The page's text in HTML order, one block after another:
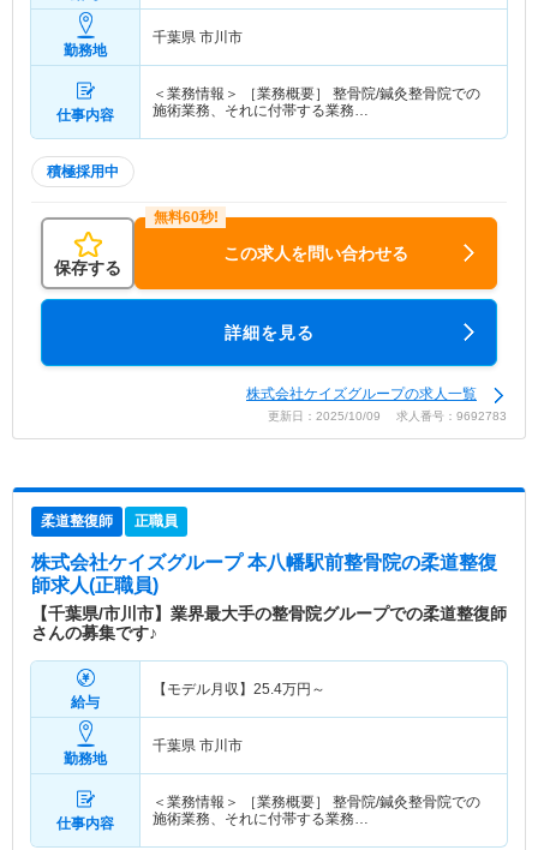
勤務地
千葉県 市川市
仕事内容
＜業務情報＞ ［業務概要］ 整骨院/鍼灸整骨院での
施術業務、それに付帯する業務…
積極採用中
保存する
この求人を問い合わせる
詳細を見る
株式会社ケイズグループの求人一覧
更新日：2025/10/09 求人番号：9692783
柔道整復師 正職員
株式会社ケイズグループ 本八幡駅前整骨院の柔道整復
師求人(正職員)
【千葉県/市川市】業界最大手の整骨院グループでの柔道整復師
さんの募集です♪
給与
【モデル月収】 25.4万円～
勤務地
千葉県 市川市
仕事内容
＜業務情報＞ ［業務概要］ 整骨院/鍼灸整骨院での
施術業務、それに付帯する業務…